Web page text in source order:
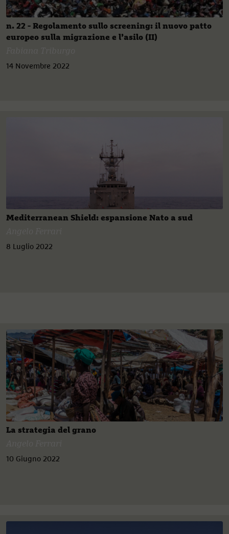
n. 22 - Regolamento sullo screening: il nuovo patto
europeo sulla migrazione e l’asilo (II)
14 Novembre 2022
Mediterranean Shield: espansione Nato a sud
8 Luglio 2022
La strategia del grano
10 Giugno 2022